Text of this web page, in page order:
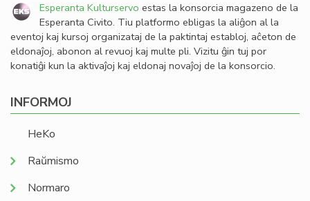
Esperanta Kulturservo estas la konsorcia magazeno de la
Esperanta Civito. Tiu platformo ebligas la aliĝon al la
eventoj kaj kursoj organizataj de la paktintaj establoj, aĉeton de
eldonaĵoj, abonon al revuoj kaj multe pli. Vizitu ĝin tuj por
konatiĝi kun la aktivaĵoj kaj eldonaj novaĵoj de la konsorcio.
INFORMOJ
HeKo
Raŭmismo
Normaro